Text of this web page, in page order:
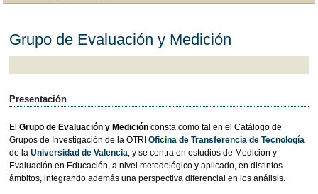
Grupo de Evaluación y Medición
Presentación
El Grupo de Evaluación y Mediciónconsta como tal en el Catálogo de
Grupos de Investigación de la OTRI Oficina de Transferencia de Tecnología
de la Universidad de Valencia, y se centra en estudios de Medición y
Evaluación en Educación, a nivel metodológico y aplicado, en distintos
ámbitos, integrando además una perspectiva diferencial en los análisis.